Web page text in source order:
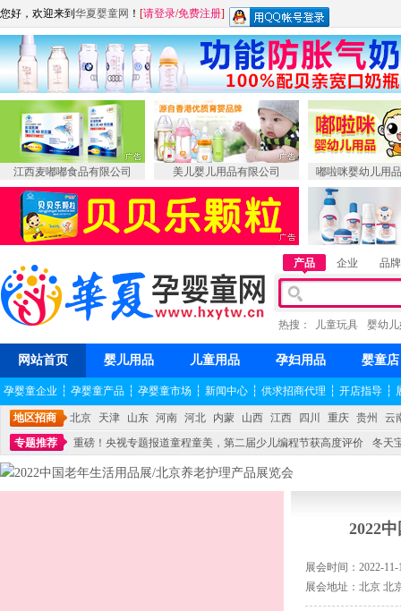
您好，欢迎来到 华夏婴童网 ！ [请登录/免费注册]
江西麦嘟嘟食品有限公司 美儿婴儿用品有限公司 嘟啦咪婴幼儿用
产品 企业 品牌
热搜： 儿童玩具 婴幼
网站首页 婴儿用品 儿童用品 孕妇用品 婴童店
孕婴童企业 ┆ 孕婴童产品 ┆ 孕婴童市场 ┆ 新闻中心 ┆ 供求招商代理 ┆ 开店指导 ┆
地区招商 北京 天津 山东 河南 河北 内蒙 山西 江西 四川 重庆 贵州
云
专题推荐
重磅！央视专题报道童程童美，第二届少儿编程节获高度评价
冬天
不能再单纯地销售产品,而要向增强服务转型,毕竟母婴产品比较特殊。”
2022
展会时间：2022-11-
展会地址：北京 北